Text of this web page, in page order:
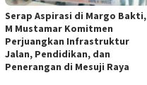
Serap Aspirasi di Margo Bakti,
M Mustamar Komitmen
Perjuangkan Infrastruktur
Jalan, Pendidikan, dan
Penerangan di Mesuji Raya